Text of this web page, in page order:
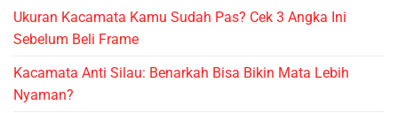
Ukuran Kacamata Kamu Sudah Pas? Cek 3 Angka Ini
Sebelum Beli Frame
Kacamata Anti Silau: Benarkah Bisa Bikin Mata Lebih
Nyaman?